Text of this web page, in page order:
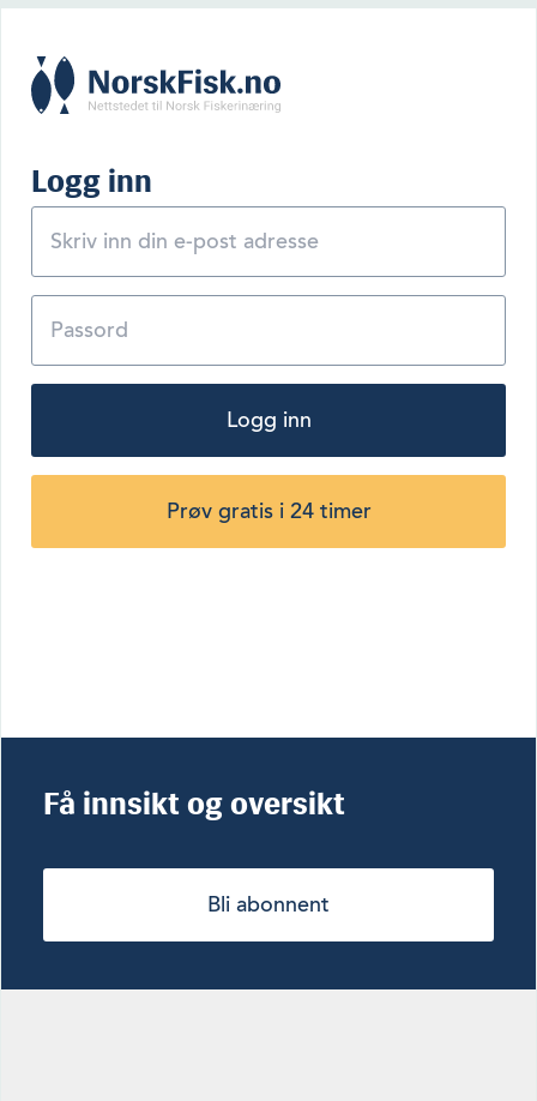
Logg inn
Logg inn
Prøv gratis i 24 timer
Få innsikt og oversikt
Bli abonnent